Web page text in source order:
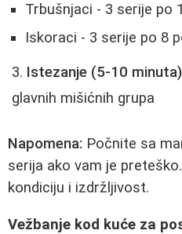
Trbušnjaci - 3 serije po
Iskoraci - 3 serije po 8
Istezanje (5-10
glavnih mišićnih grupa
Napomena: Počnite sa
serija ako vam je
kondiciju i izdržljivost.
Vežbanje kod kuće za